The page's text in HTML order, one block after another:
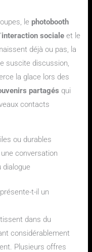
lephotobooth
interaction sociale et le
déjà ou pas, la
suscite discussion,
la glace lors des
partagés qui
contacts
ou durables
conversation
dialogue
t-il un
dans du
considérablement
Plusieurs offres